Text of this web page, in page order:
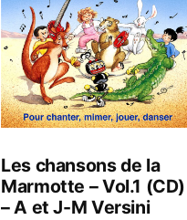
Les chansons de la
Marmotte – Vol.1 (CD)
– A et J-M Versini